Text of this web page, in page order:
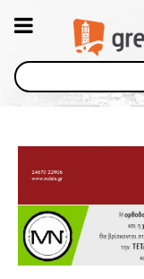
Αναζήτηση